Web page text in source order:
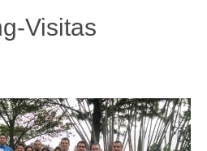
Visitas